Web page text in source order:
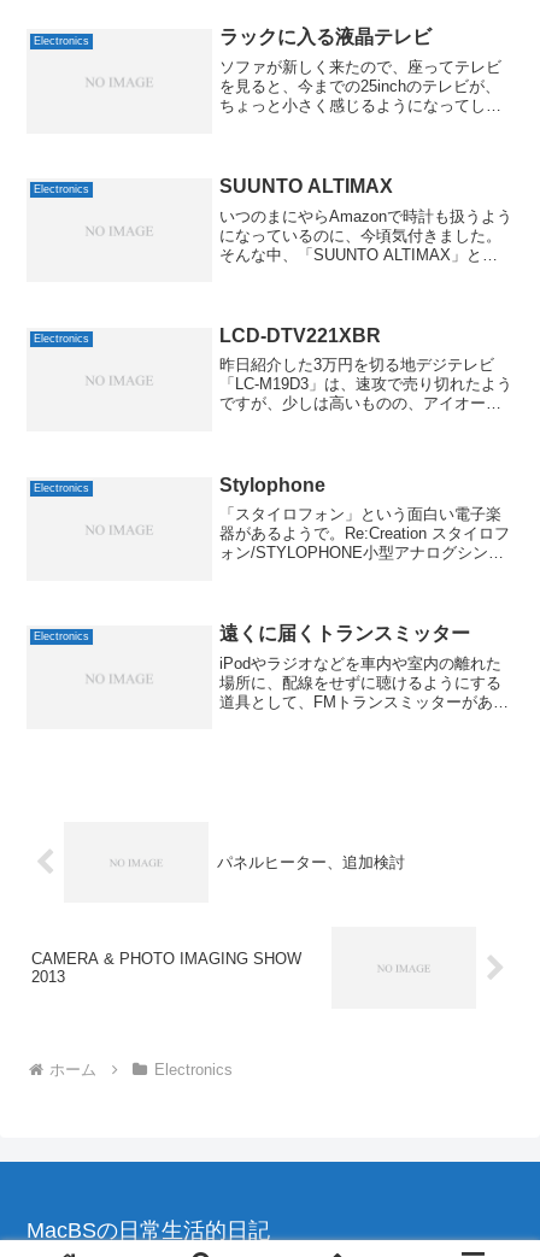
た...
Electronics ラックに入る液晶テレビ
ソファが新しく来たので、座ってテレビ
を見ると、今までの25inchのテレビが、
ちょっと小さく感じるようになってしま
84cm。これに収...
Electronics SUUNTO ALTIMAX
いつのまにやらAmazonで時計も扱うよう
になっているのに、今頃気付きました。
そんな中、「SUUNTO ALTIMAX」とい
Electronics LCD-DTV221XBR
昨日紹介した3万円を切る地デジテレビ
「LC-M19D3」は、速攻で売り切れたよう
ですが、少しは高いものの、アイオーデ
Electronics Stylophone
「スタイロフォン」という面白い電子楽
器があるようで。Re:Creation スタイロフ
ォン/STYLOPHONE小型アナログシンセ
奥...
Electronics 遠くに届くトランスミッター
iPodやラジオなどを車内や室内の離れた
場所に、配線をせずに聴けるようにする
道具として、FMトランスミッターがあり
パネルヒーター、追加検討
CAMERA & PHOTO IMAGING SHOW
2013
ホーム Electronics
MacBSの日常生活的日記